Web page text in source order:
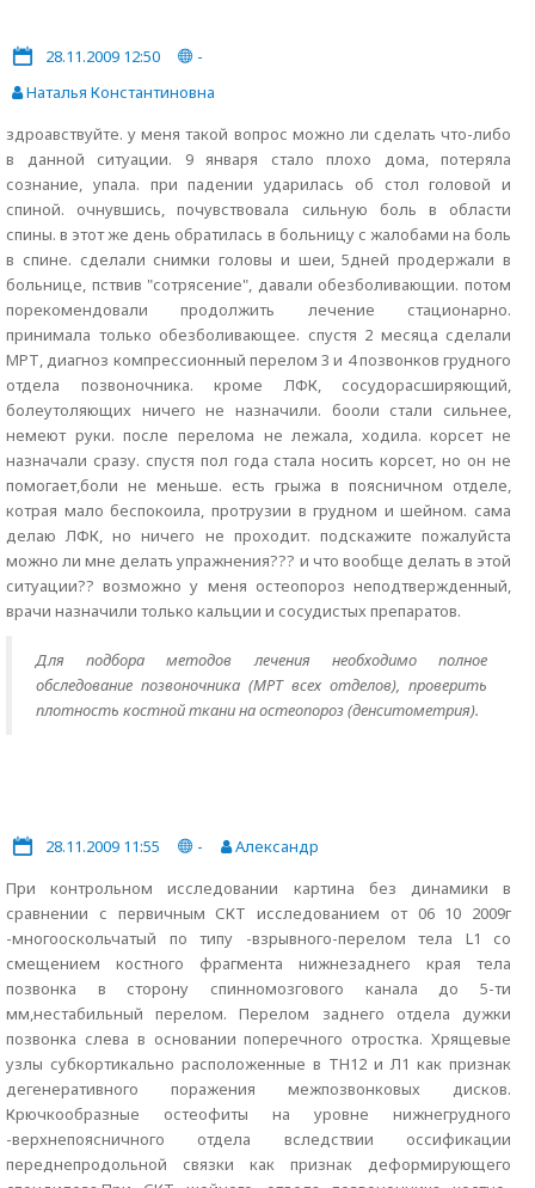
28.11.2009 12:50
-
Наталья Константиновна
здроавствуйте. у меня такой вопрос можно ли сделать что-либо
в данной ситуации. 9 января стало плохо дома, потеряла
сознание, упала. при падении ударилась об стол головой и
спиной. очнувшись, почувствовала сильную боль в области
спины. в этот же день обратилась в больницу с жалобами на боль
в спине. сделали снимки головы и шеи, 5дней продержали в
больнице, пствив "сотрясение", давали обезболивающии. потом
порекомендовали продолжить лечение стационарно.
принимала только обезболивающее. спустя 2 месяца сделали
МРТ, диагноз компрессионный перелом 3 и 4 позвонков грудного
отдела позвоночника. кроме ЛФК, сосудорасширяющий,
болеутоляющих ничего не назначили. бооли стали сильнее,
немеют руки. после перелома не лежала, ходила. корсет не
назначали сразу. спустя пол года стала носить корсет, но он не
помогает,боли не меньше. есть грыжа в поясничном отделе,
котрая мало беспокоила, протрузии в грудном и шейном. сама
делаю ЛФК, но ничего не проходит. подскажите пожалуйста
можно ли мне делать упражнения??? и что вообще делать в этой
ситуации?? возможно у меня остеопороз неподтвержденный,
врачи назначили только кальции и сосудистых препаратов.
Для подбора методов лечения необходимо полное
обследование позвоночника (МРТ всех отделов), проверить
плотность костной ткани на остеопороз (денситометрия).
28.11.2009 11:55 -
Aлександр
При контрольном исследовании картина без динамики в
сравнении с первичным СКТ исследованием от 06 10 2009г
-многооскольчатый по типу -взрывного-перелом тела L1 со
смещением костного фрагмента нижнезаднего края тела
позвонка в сторону спинномозгового канала до 5-ти
мм,нестабильный перелом. Перелом заднего отдела дужки
позвонка слева в основании поперечного отростка. Хрящевые
узлы субкортикально расположенные в ТН12 и Л1 как признак
дегенеративного поражения межпозвонковых дисков.
Крючкообразные остеофиты на уровне нижнегрудного
-верхнепоясничного отдела вследствии оссификации
переднепродольной связки как признак деформирующего